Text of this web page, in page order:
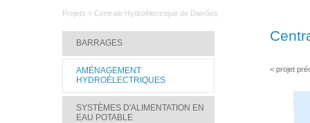
Projets > Centrale Hydroélectrique de Daivões
BARRAGES
AMÉNAGEMENT
HYDROÉLECTRIQUES
SYSTÈMES D'ALIMENTATION EN
EAU POTABLE
< projet